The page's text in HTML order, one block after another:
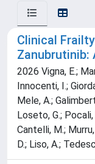
Clinical
Zanubrutinib:
2026 Vigna, E.;
Innocenti, I.;
Mele, A.;
Loseto, G.;
Cantelli, M.;
D.; Liso, A.;